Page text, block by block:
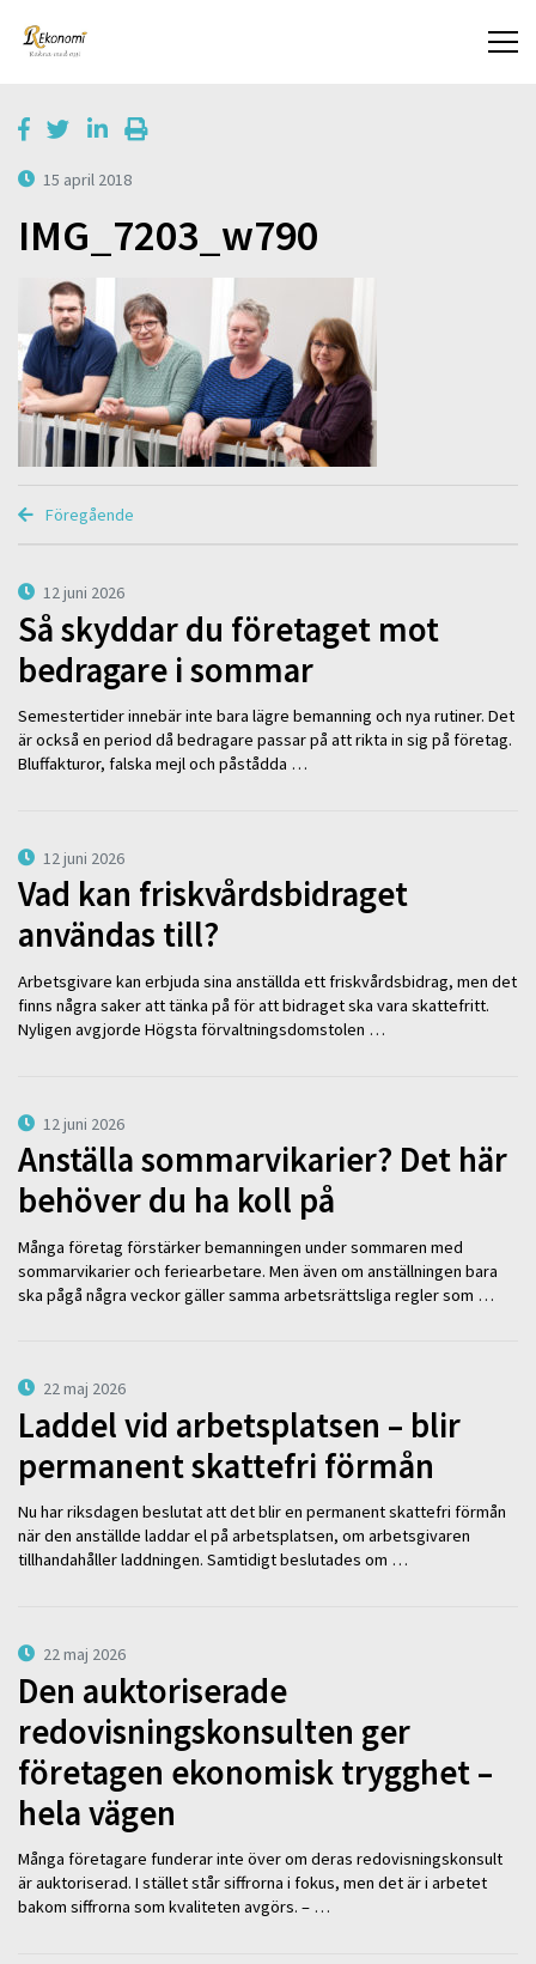
15 april 2018
IMG_7203_w790
Föregående
12 juni 2026
Så skyddar du företaget mot
bedragare i sommar
Semestertider innebär inte bara lägre bemanning och nya rutiner. Det
är också en period då bedragare passar på att rikta in sig på företag.
Bluffakturor, falska mejl och påstådda …
12 juni 2026
Vad kan friskvårdsbidraget
användas till?
Arbetsgivare kan erbjuda sina anställda ett friskvårdsbidrag, men det
finns några saker att tänka på för att bidraget ska vara skattefritt.
Nyligen avgjorde Högsta förvaltningsdomstolen …
12 juni 2026
Anställa sommarvikarier? Det här
behöver du ha koll på
Många företag förstärker bemanningen under sommaren med
sommarvikarier och feriearbetare. Men även om anställningen bara
ska pågå några veckor gäller samma arbetsrättsliga regler som …
22 maj 2026
Laddel vid arbetsplatsen – blir
permanent skattefri förmån
Nu har riksdagen beslutat att det blir en permanent skattefri förmån
när den anställde laddar el på arbetsplatsen, om arbetsgivaren
tillhandahåller laddningen. Samtidigt beslutades om …
22 maj 2026
Den auktoriserade
redovisningskonsulten ger
företagen ekonomisk trygghet –
hela vägen
Många företagare funderar inte över om deras redovisningskonsult
är auktoriserad. I stället står siffrorna i fokus, men det är i arbetet
bakom siffrorna som kvaliteten avgörs. – …